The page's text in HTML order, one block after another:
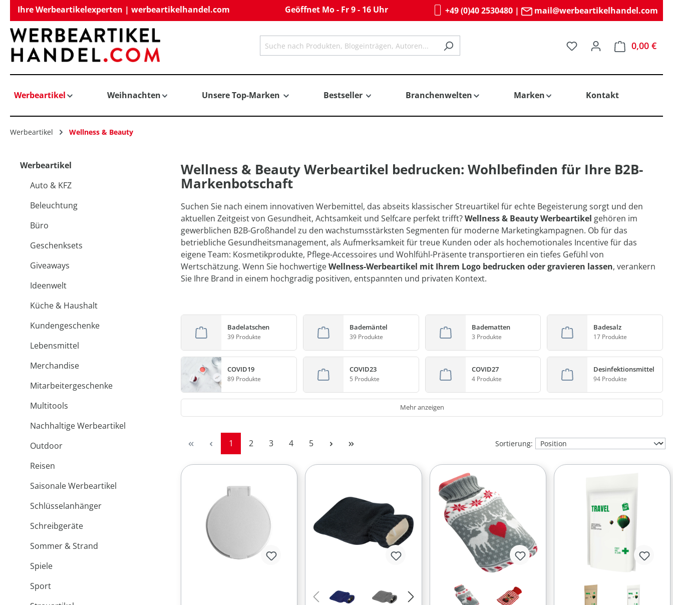
Zur Hauptnavigation springen
Ihre Werbeartikelexperten | werbeartikelhandel.com Geöffnet Mo - Fr 9 - 16 Uhr +49 (0)40 2530480| mail@werbeartikelhandel.com
Du hast 0 Produkte auf
0,00 €
Werbeartikel Weihnachten Unsere Top-Marken Bestseller Branchenwelten Marken Kontakt
Werbeartikel Wellness & Beauty
Wellness & Beauty Werbeartikel bedrucken: Wohlbefinden für Ihre B2B-
Markenbotschaft
Suchen Sie nach einem innovativen Werbemittel, das abseits klassischer Streuartikel für echte Begeisterung sorgt und den
aktuellen Zeitgeist von Gesundheit, Achtsamkeit und Selfcare perfekt trifft?Wellness & Beauty Werbeartikel gehören im
gewerblichen B2B-Großhandel zu den wachstumsstärksten Segmenten für moderne Marketingkampagnen. Ob für das
betriebliche Gesundheitsmanagement, als Aufmerksamkeit für treue Kunden oder als hochemotionales Incentive für das
eigene Team: Kosmetikprodukte, Pflege-Accessoires und Wohlfühl-Präsente transportieren ein tiefes Gefühl von
Wertschätzung. Wenn Sie hochwertigeWellness-Werbeartikel mit Ihrem Logo bedrucken oder gravieren lassen, verankern
Sie Ihre Brand in einem hochgradig positiven, entspannten und privaten Kontext.
Badelatschen
39 Produkte
Bademäntel
39 Produkte
Badematten
3 Produkte
Badesalz
17 Produkte
COVID19
89 Produkte
COVID23
5 Produkte
COVID27
4 Produkte
Desinfektionsmittel
94 Produkte
Mehr anzeigen
Seite
1 Seite
2 Seite
3 Seite
4 Seite
5 Sortierung:
Werbeartikel
Auto & KFZ
Beleuchtung
Büro
Geschenksets
Giveaways
Ideenwelt
Küche & Haushalt
Kundengeschenke
Lebensmittel
Merchandise
Mitarbeitergeschenke
Multitools
Nachhaltige Werbeartikel
Outdoor
Reisen
Saisonale Werbeartikel
Schlüsselanhänger
Schreibgeräte
Sommer & Strand
Spiele
Sport